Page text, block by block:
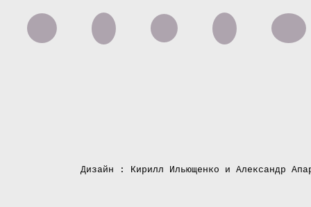
Дизайн : Кирилл Ильющенко и Александр